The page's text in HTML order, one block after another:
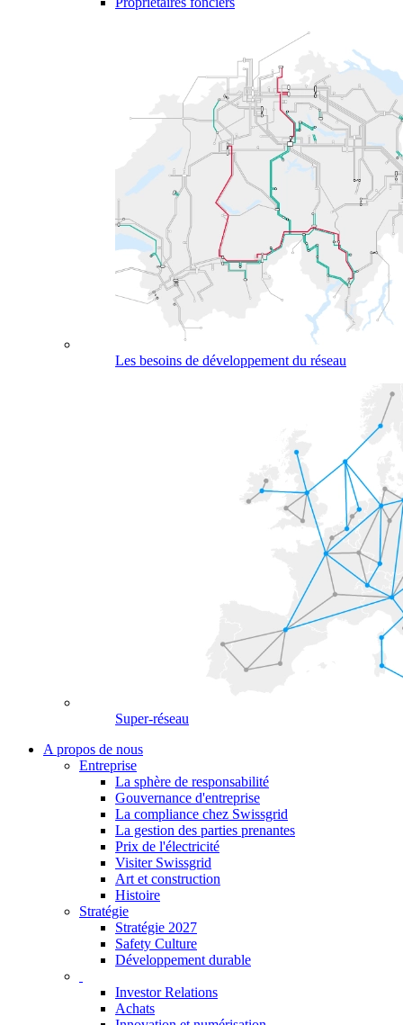
Les besoins de développement du réseau
Super-réseau
A propos de nous
Entreprise
La sphère de responsabilité
Gouvernance d'entreprise
La compliance chez Swissgrid
La gestion des parties prenantes
Prix de l'électricité
Visiter Swissgrid
Art et construction
Histoire
Stratégie
Stratégie 2027
Safety Culture
Développement durable
Investor Relations
Achats